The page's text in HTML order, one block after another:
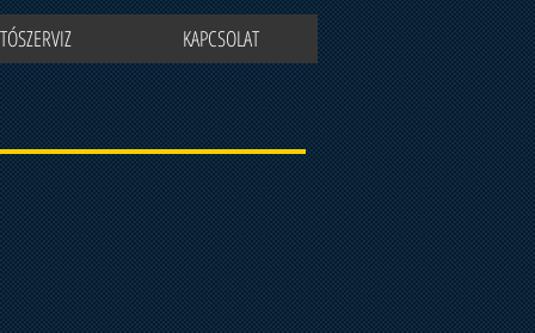
KAPCSOLAT